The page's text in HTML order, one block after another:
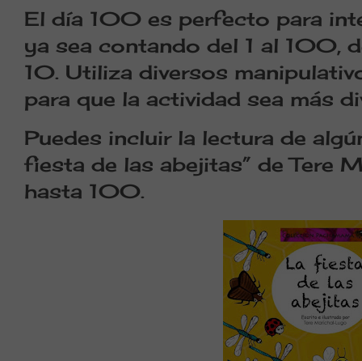
El día 100 es perfecto para
ya sea contando del 1 al 100,
10. Utiliza diversos
para que la actividad sea más
Puedes incluir la lectura de
fiesta de las abejitas” de Tere
hasta 100.